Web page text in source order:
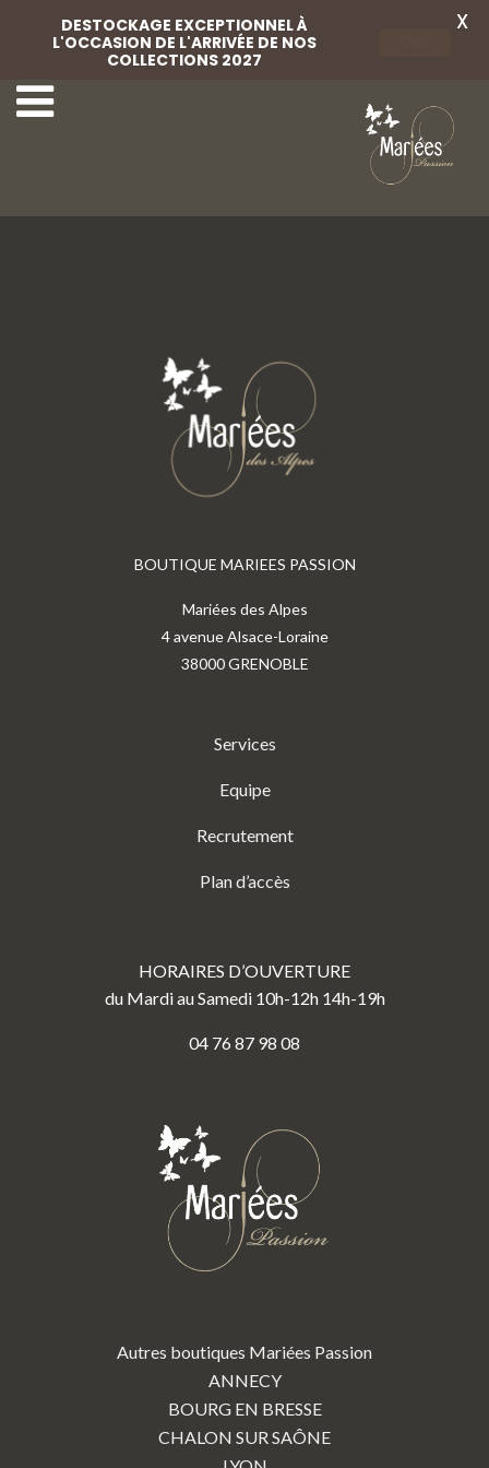
12-Bella Créations
BOUTIQUE MARIEES PASSION
Mariées des Alpes
4 avenue Alsace-Loraine
38000 GRENOBLE
Services
Equipe
Recrutement
Plan d’accès
HORAIRES D’OUVERTURE
du Mardi au Samedi 10h-12h 14h-19h
04 76 87 98 08
Autres boutiques Mariées Passion
ANNECY
BOURG EN BRESSE
CHALON SUR SAÔNE
DESTOCKAGE EXCEPTIONNEL À
L'OCCASION DE L'ARRIVÉE DE NOS
COLLECTIONS 2027
X